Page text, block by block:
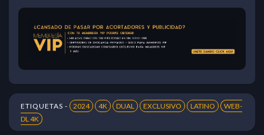
ETIQUETAS - 2024 4K DUAL EXCLUSIVO LATINO
WEB-
DL 4K